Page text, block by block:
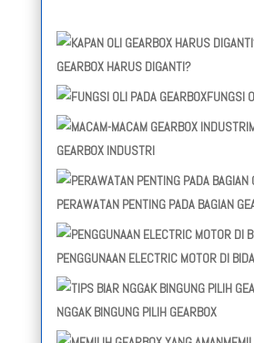
GEARBOX HARUS DIGANTI?
FUNGSI
GEARBOX INDUSTRI
PERAWATAN PENTING PADA BAGIAN
PENGGUNAAN ELECTRIC MOTOR DI
NGGAK BINGUNG PILIH GEARBOX